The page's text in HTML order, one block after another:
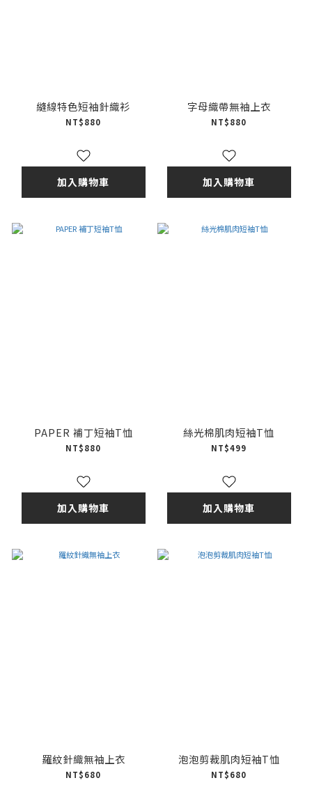
縫線特色短袖針織衫
NT$880
加入購物車
字母織帶無袖上衣
NT$880
加入購物車
PAPER 補丁短袖T恤
NT$880
加入購物車
絲光棉肌肉短袖T恤
NT$499
加入購物車
羅紋針織無袖上衣
NT$680
泡泡剪裁肌肉短袖T恤
NT$680